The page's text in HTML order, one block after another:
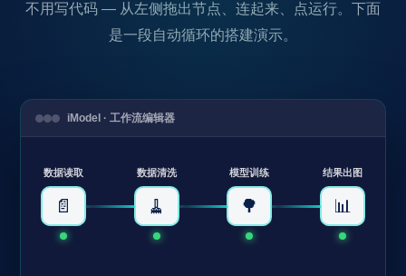
不用写代码 — 从左侧拖出节点、连起来、点运行。下面
是一段自动循环的搭建演示。
iModel · 工作流编辑器
数据读取
📄
数据清洗
🧹
模型训练
🌳
结果出图
📊